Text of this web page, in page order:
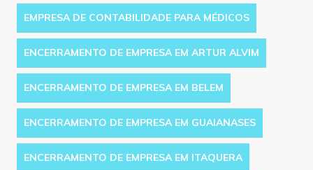
EMPRESA DE CONTABILIDADE PARA MÉDICOS
ENCERRAMENTO DE EMPRESA EM ARTUR ALVIM
ENCERRAMENTO DE EMPRESA EM BELEM
ENCERRAMENTO DE EMPRESA EM GUAIANASES
ENCERRAMENTO DE EMPRESA EM ITAQUERA